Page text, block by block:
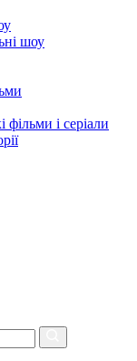
шоу
фільми і серіали